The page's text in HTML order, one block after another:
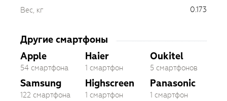
Вес, кг
0.173
Другие смартфоны
Apple
54 смартфона
Samsung
122 смартфона
Haier
1 смартфон
Highscreen
1 смартфон
Oukitel
5 смартфонов
Panasonic
1 смартфон